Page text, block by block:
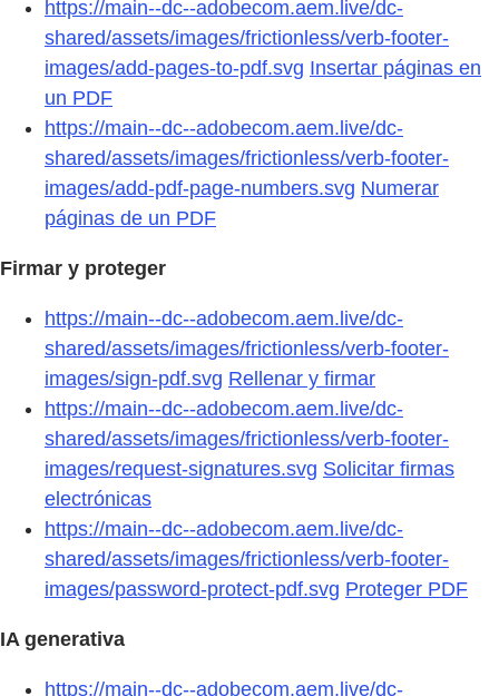
https://main--dc--adobecom.aem.live/dc-
shared/assets/images/frictionless/verb-footer-
images/add-pages-to-pdf.svg Insertar páginas en
un PDF
https://main--dc--adobecom.aem.live/dc-
shared/assets/images/frictionless/verb-footer-
images/add-pdf-page-numbers.svg Numerar
páginas de un PDF
Firmar y proteger
https://main--dc--adobecom.aem.live/dc-
shared/assets/images/frictionless/verb-footer-
images/sign-pdf.svg Rellenar y firmar
https://main--dc--adobecom.aem.live/dc-
shared/assets/images/frictionless/verb-footer-
images/request-signatures.svg Solicitar firmas
electrónicas
https://main--dc--adobecom.aem.live/dc-
shared/assets/images/frictionless/verb-footer-
images/password-protect-pdf.svg Proteger PDF
IA generativa
https://main--dc--adobecom.aem.live/dc-